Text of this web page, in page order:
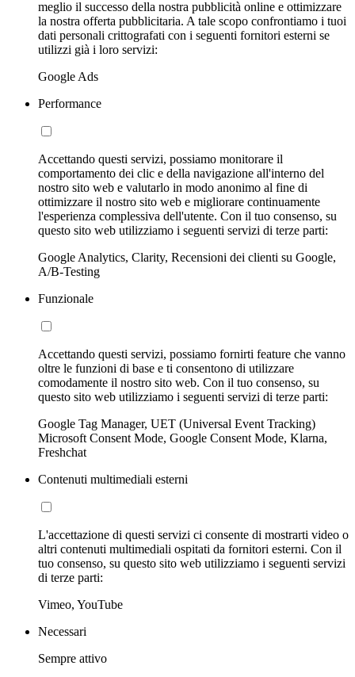
meglio il successo della nostra pubblicità online e ottimizzare
la nostra offerta pubblicitaria. A tale scopo confrontiamo i tuoi
dati personali crittografati con i seguenti fornitori esterni se
utilizzi già i loro servizi:
Google Ads
Performance
Accettando questi servizi, possiamo monitorare il
comportamento dei clic e della navigazione all'interno del
nostro sito web e valutarlo in modo anonimo al fine di
ottimizzare il nostro sito web e migliorare continuamente
l'esperienza complessiva dell'utente. Con il tuo consenso, su
questo sito web utilizziamo i seguenti servizi di terze parti:
Google Analytics, Clarity, Recensioni dei clienti su Google,
A/B-Testing
Funzionale
Accettando questi servizi, possiamo fornirti feature che vanno
oltre le funzioni di base e ti consentono di utilizzare
comodamente il nostro sito web. Con il tuo consenso, su
questo sito web utilizziamo i seguenti servizi di terze parti:
Google Tag Manager, UET (Universal Event Tracking)
Microsoft Consent Mode, Google Consent Mode, Klarna,
Freshchat
Contenuti multimediali esterni
L'accettazione di questi servizi ci consente di mostrarti video o
altri contenuti multimediali ospitati da fornitori esterni. Con il
tuo consenso, su questo sito web utilizziamo i seguenti servizi
di terze parti:
Vimeo, YouTube
Necessari
Sempre attivo